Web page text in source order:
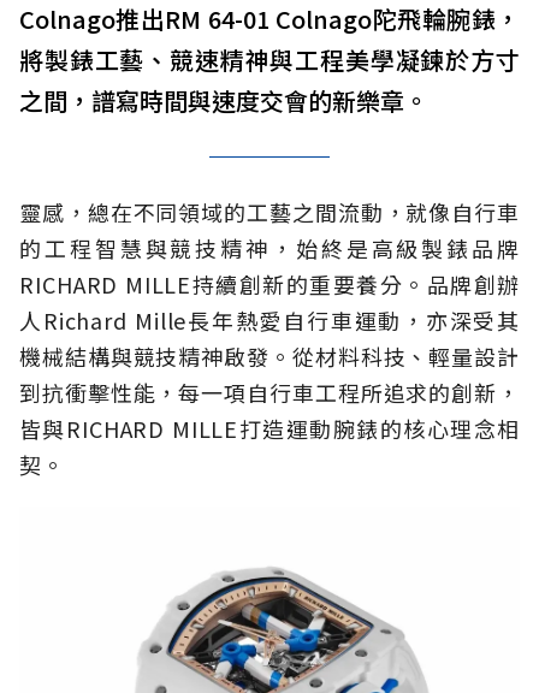
Colnago推出RM 64-01 Colnago陀飛輪腕錶，
將製錶工藝、競速精神與工程美學凝鍊於方寸
之間，譜寫時間與速度交會的新樂章。
靈感，總在不同領域的工藝之間流動，就像自行車
的工程智慧與競技精神，始終是高級製錶品牌
RICHARD MILLE持續創新的重要養分。品牌創辦
人Richard Mille長年熱愛自行車運動，亦深受其
機械結構與競技精神啟發。從材料科技、輕量設計
到抗衝擊性能，每一項自行車工程所追求的創新，
皆與RICHARD MILLE打造運動腕錶的核心理念相
契。